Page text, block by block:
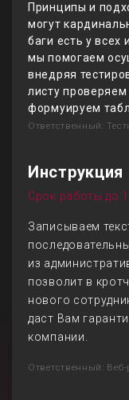
Принципы и
могут
баги есть у
мы помогаем
внедряя
листу
формуируем
Ответственный:
Инструкция
Срок работы до
Записываем
из
позволит в
нового
даст Вам
компании.
Ответственный: Веб-